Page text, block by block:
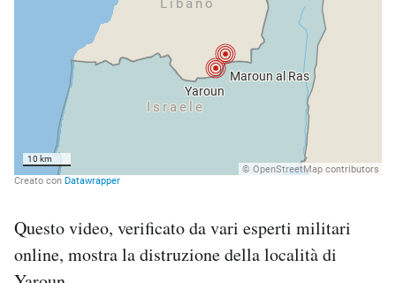
Questo video, verificato da vari esperti militari
online, mostra la distruzione della località di